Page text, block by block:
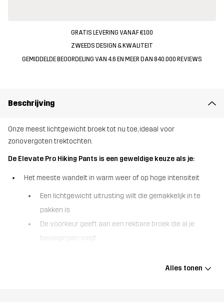
GRATIS LEVERING VANAF €100
ZWEEDS DESIGN & KWALITEIT
GEMIDDELDE BEOORDELING VAN 4.6 EN MEER DAN 840.000 REVIEWS
Beschrijving
Onze meest lichtgewicht broek tot nu toe, ideaal voor
zonovergoten trektochten.
De Elevate Pro Hiking Pants is een geweldige keuze als je:
Het meeste wandelt in warm weer of op hoge intensiteit
Een lichtgewicht uitrusting wilt die gemakkelijk in te
pakken is
De voorkeur geeft aan een rekbare broek die al je
bewegingen volgt
De Elevate Pro Hiking Pants is een genot voor grammenjagers en
Alles tonen